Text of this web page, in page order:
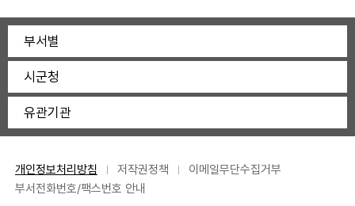
부서별
시군청
유관기관
개인정보처리방침 저작권정책
이메일무단수집거부
부서전화번호/팩스번호 안내